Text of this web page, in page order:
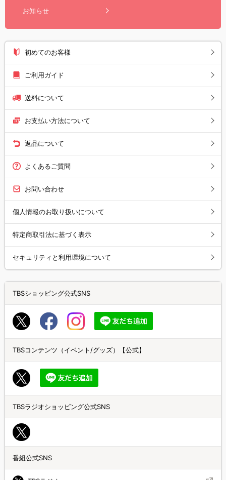
お知らせ
初めてのお客様
ご利用ガイド
送料について
お支払い方法について
返品について
よくあるご質問
お問い合わせ
個人情報のお取り扱いについて
特定商取引法に基づく表示
セキュリティと利用環境について
TBSショッピング公式SNS
TBSコンテンツ（イベント/グッズ）【公式】
TBSラジオショッピング公式SNS
番組公式SNS